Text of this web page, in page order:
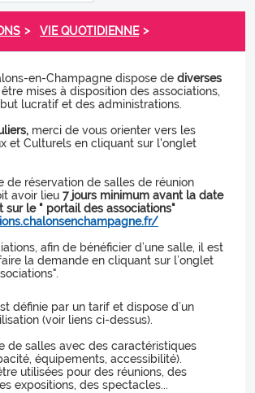
> VIE QUOTIDIENNE >
en-Champagne dispose de diverses
mises à disposition des associations,
lucratif et des administrations.
merci de vous orienter vers les
et Culturels en cliquant sur l'onglet
de réservation de salles de réunion
avoir lieu 7 jours minimum avant la date
sur le " portail des associations"
afin de bénéficier d’une salle, il est
la demande en cliquant sur l’onglet
définie par un tarif et dispose d’un
(voir liens ci-dessus).
de salles avec des caractéristiques
équipements, accessibilité).
utilisées pour des réunions, des
expositions, des spectacles...